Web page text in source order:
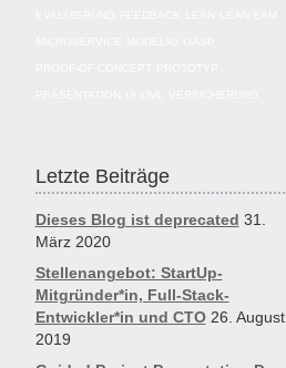
Letzte Beiträge
Dieses Blog ist deprecated 31.
März 2020
Stellenangebot: StartUp-
Mitgründer*in, Full-Stack-
Entwickler*in und CTO 26. August
2019